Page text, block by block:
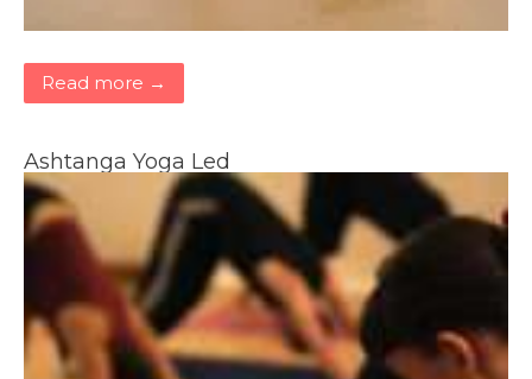
Read more →
Ashtanga Yoga Led